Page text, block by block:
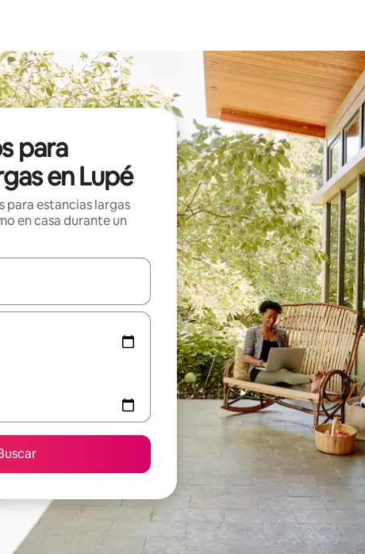
para
en Lupé
para estancias largas
en casa durante un
disponibles, podrás navegar usando las teclas de las flechas